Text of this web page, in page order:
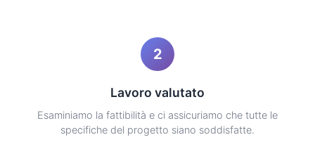
2
Lavoro valutato
Esaminiamo la fattibilità e ci assicuriamo che tutte le
specifiche del progetto siano soddisfatte.